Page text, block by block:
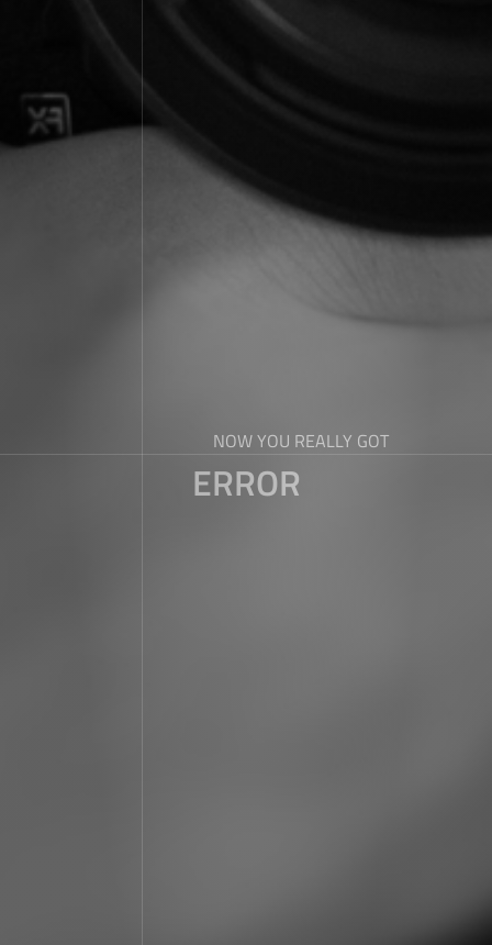
NOW YOU REALLY GOT
ERROR